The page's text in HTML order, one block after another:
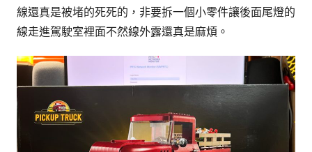
線還真是被堵的死死的，非要拆一個小零件讓後面尾燈的
線走進駕駛室裡面不然線外露還真是麻煩。